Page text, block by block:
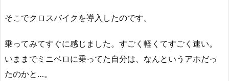
そこでクロスバイクを導入したのです。
乗ってみてすぐに感じました。すごく軽くてすごく速い。
いままでミニベロに乗ってた自分は、なんというアホだっ
たのかと…。